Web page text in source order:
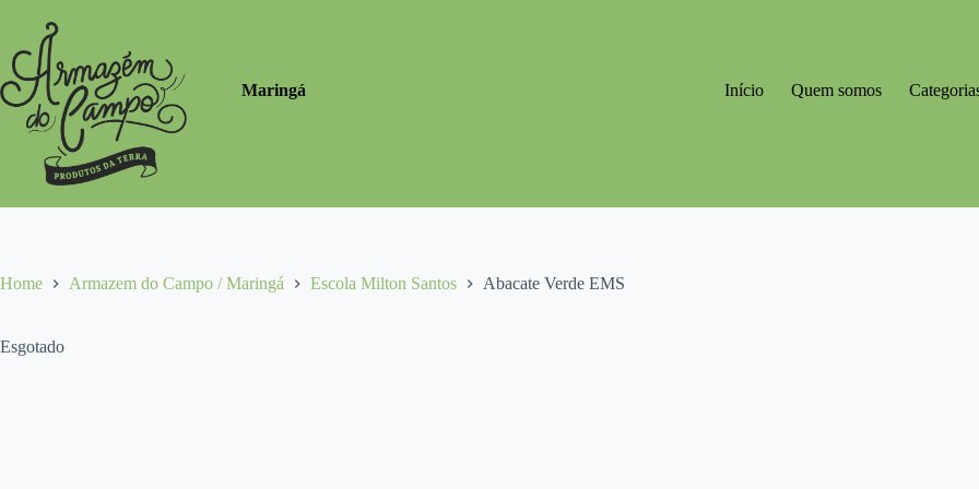
conteúdo
Maringá
Início Quem somos
Home Armazem do Campo / Maringá Escola Milton Santos Abacate Verde EMS
Esgotado